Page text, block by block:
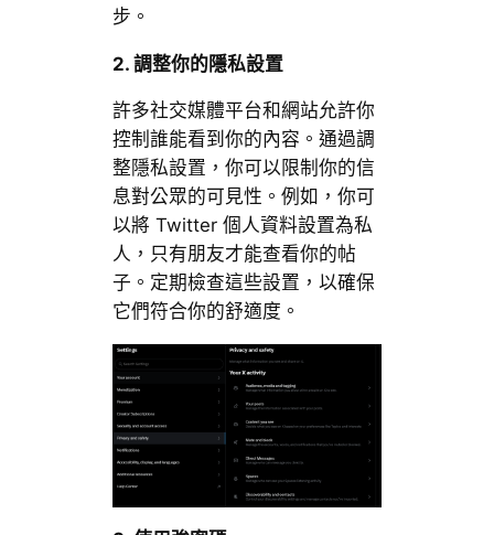
步。
2. 調整你的隱私設置
許多社交媒體平台和網站允許你
控制誰能看到你的內容。通過調
整隱私設置，你可以限制你的信
息對公眾的可見性。例如，你可
以將 Twitter 個人資料設置為私
人，只有朋友才能查看你的帖
子。定期檢查這些設置，以確保
它們符合你的舒適度。